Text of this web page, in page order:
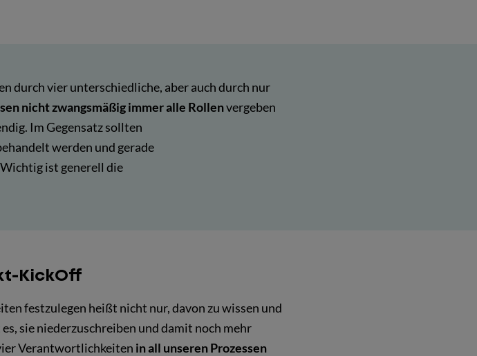
durch vier unterschiedliche, aber auch durch nur
nicht zwangsmäßig immer alle Rollenvergeben
Im Gegensatz sollten
werden und gerade
ist generell die
KickOff
festzulegen heißt nicht nur, davon zu wissen und
sie niederzuschreiben und damit noch mehr
Verantwortlichkeiten in all unseren Prozessen